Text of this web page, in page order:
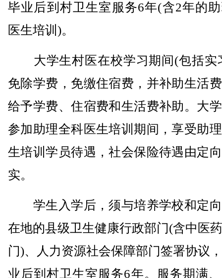
毕业后到村卫生室服务6年(含2年的
医生培训)。
大学生村医在校学习期间(包括实
免除学费，免缴住宿费，并补助生活
给予学费、住宿费和生活费补助。大
参加助理全科医生培训期间，享受助
生培训学员待遇，社会保险待遇由定
实。
学生入学后，须与培养学校和定
在地的县级卫生健康行政部门(含中医
门)、人力资源社会保障部门签署协议
业后到村卫生室服务6年。服务期满